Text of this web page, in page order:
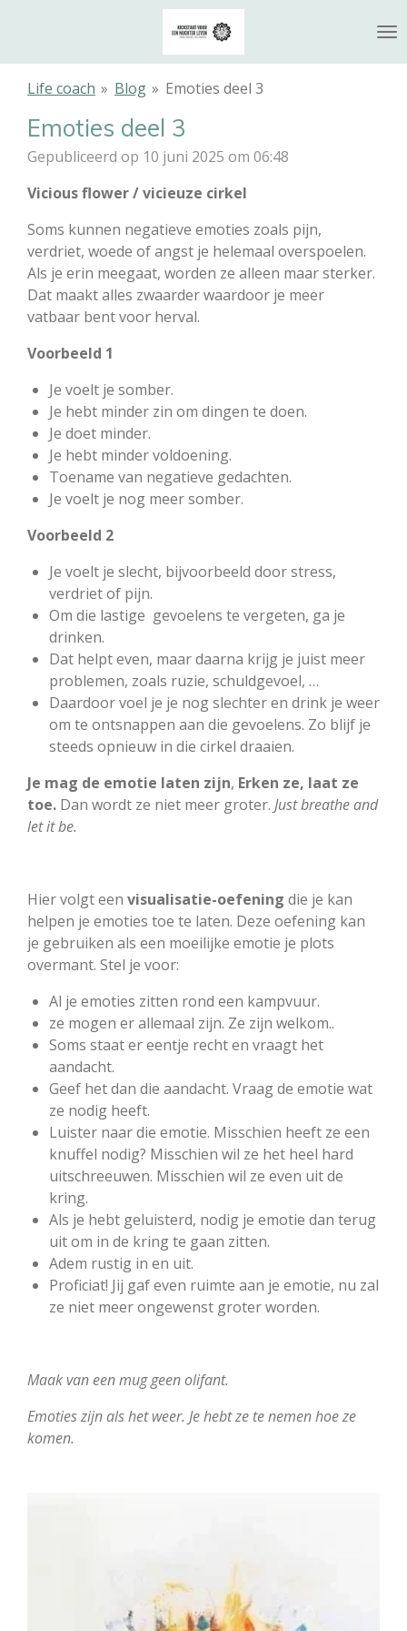
naar
Life coach » Blog » Emoties deel 3
Emoties deel 3
Gepubliceerd op 10 juni 2025 om 06:48
Vicious flower / vicieuze cirkel
Soms kunnen negatieve emoties zoals pijn,
verdriet, woede of angst je helemaal overspoelen.
Als je erin meegaat, worden ze alleen maar sterker.
Dat maakt alles zwaarder waardoor je meer
vatbaar bent voor herval.
Voorbeeld 1
Je voelt je somber.
Je hebt minder zin om dingen te doen.
Je doet minder.
Je hebt minder voldoening.
Toename van negatieve gedachten.
Je voelt je nog meer somber.
Voorbeeld 2
Je voelt je slecht, bijvoorbeeld door stress,
verdriet of pijn.
Om die lastige gevoelens te vergeten, ga je
drinken.
Dat helpt even, maar daarna krijg je juist meer
problemen, zoals ruzie, schuldgevoel, …
Daardoor voel je je nog slechter en drink je weer
om te ontsnappen aan die gevoelens. Zo blijf je
steeds opnieuw in die cirkel draaien.
Je mag de emotie laten zijn, Erken ze, laat ze
toe. Dan wordt ze niet meer groter. Just breathe and
let it be.
Hier volgt een visualisatie-oefening die je kan
helpen je emoties toe te laten. Deze oefening kan
je gebruiken als een moeilijke emotie je plots
overmant. Stel je voor:
Al je emoties zitten rond een kampvuur.
ze mogen er allemaal zijn. Ze zijn welkom..
Soms staat er eentje recht en vraagt het
aandacht.
Geef het dan die aandacht. Vraag de emotie wat
ze nodig heeft.
Luister naar die emotie. Misschien heeft ze een
knuffel nodig? Misschien wil ze het heel hard
uitschreeuwen. Misschien wil ze even uit de
kring.
Als je hebt geluisterd, nodig je emotie dan terug
uit om in de kring te gaan zitten.
Adem rustig in en uit.
Proficiat! Jij gaf even ruimte aan je emotie, nu zal
ze niet meer ongewenst groter worden.
Maak van een mug geen olifant.
Emoties zijn als het weer. Je hebt ze te nemen hoe ze
komen.